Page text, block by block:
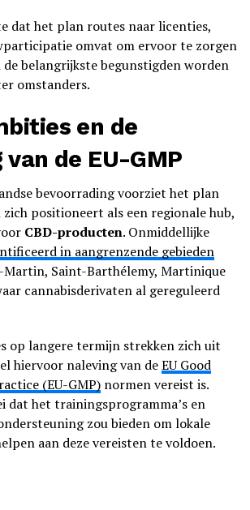
dat het plan routes naar licenties,
omvat om ervoor te zorgen
belangrijkste begunstigden worden
omstanders.
en de
van de EU-GMP
bevoorrading voorziet het plan
positioneert als een regionale hub,
CBD-producten. Onmiddellijke
in aangrenzende gebieden
Martin, Saint-Barthélemy, Martinique
cannabisderivaten al gereguleerd
op langere termijn strekken zich uit
hiervoor naleving van deEU Good
(EU-GMP) normen vereist is.
dat het trainingsprogramma’s en
zou bieden om lokale
aan deze vereisten te voldoen.